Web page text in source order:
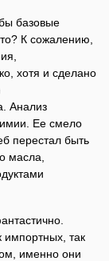
базовые
К сожалению,
хотя и сделано
Анализ
Ее смело
перестал быть
масла,
импортных, так
именно они